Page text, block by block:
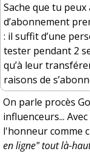
Sache que tu
d’abonnement
: il suffit d’une
tester pendant 2
qu’à leur
raisons de
On parle procès
influenceurs...
l'honneur comme
en ligne" tout là-